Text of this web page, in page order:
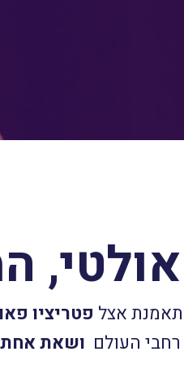
פטריציו
העולם ושאת אחת